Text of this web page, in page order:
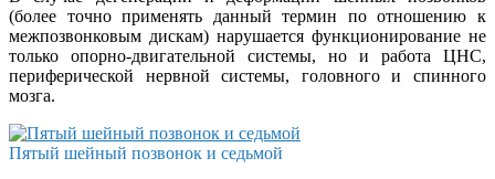
(более точно применять данный термин по отношению к
межпозвонковым дискам) нарушается функционирование не
только опорно-двигательной системы, но и работа ЦНС,
периферической нервной системы, головного и спинного
мозга.
Пятый шейный позвонок и седьмой